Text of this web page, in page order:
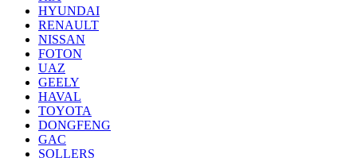
HYUNDAI
RENAULT
NISSAN
FOTON
UAZ
GEELY
HAVAL
TOYOTA
DONGFENG
GAC
SOLLERS